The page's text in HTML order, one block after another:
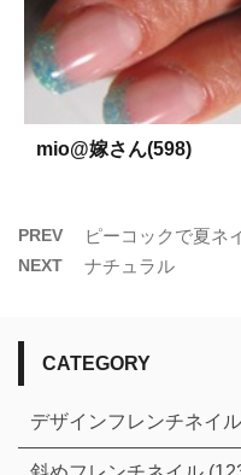
mio@嫁さん(598)
PREV ピーコックで夏ネ
NEXT ナチュラル
CATEGORY
デザインフレンチネイ